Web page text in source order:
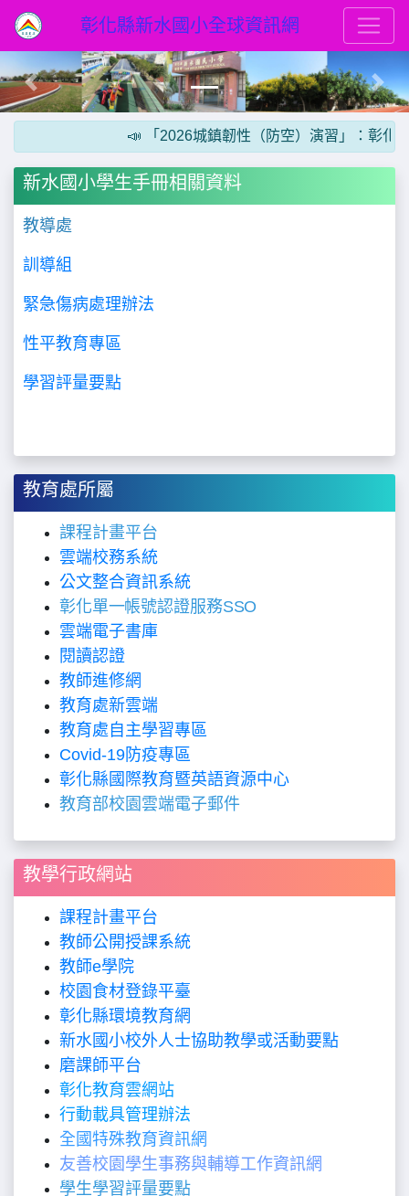
彰化縣新水國小全球資訊網
Previous Next
📣 「2026城鎮韌性（防空）演習」：彰化縣
新水國小學生手冊相關資料
教導處
訓導組
緊急傷病處理辦法
性平教育專區
學習評量要點
教育處所屬
課程計畫平台
雲端校務系統
公文整合資訊系統
彰化單一帳號認證服務SSO
雲端電子書庫
閱讀認證
教師進修網
教育處新雲端
教育處自主學習專區
Covid-19防疫專區
彰化縣國際教育暨英語資源中心
教育部校園雲端電子郵件
教學行政網站
課程計畫平台
教師公開授課系統
教師e學院
校園食材登錄平臺
彰化縣環境教育網
新水國小校外人士協助教學或活動要點
磨課師平台
彰化教育雲網站
行動載具管理辦法
全國特殊教育資訊網
友善校園學生事務與輔導工作資訊網
學生學習評量要點